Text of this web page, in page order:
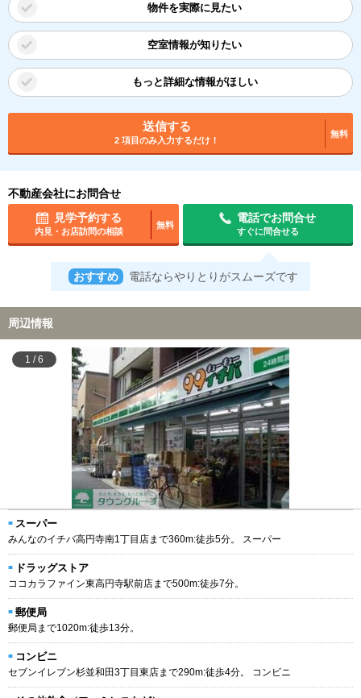
物件を実際に見たい
空室情報が知りたい
もっと詳細な情報がほしい
送信する
2 項目のみ入力するだけ！
無料
不動産会社にお問合せ
見学予約する
内見・お店訪問の相談
無料
電話でお問合せ
すぐに問合せる
おすすめ 電話ならやりとりがスムーズです
周辺情報
1 /6
スーパー
みんなのイチバ高円寺南1丁目店まで360m:徒歩5分。 スーパー
ドラッグストア
ココカラファイン東高円寺駅前店まで500m:徒歩7分。
郵便局
郵便局まで1020m:徒歩13分。
コンビニ
セブンイレブン杉並和田3丁目東店まで290m:徒歩4分。 コンビニ